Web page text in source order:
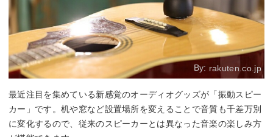
By: rakuten.co.jp
最近注目を集めている新感覚のオーディオグッズが「振動スピー
カー」です。机や窓など設置場所を変えることで音質も千差万別
に変化するので、従来のスピーカーとは異なった音楽の楽しみ方